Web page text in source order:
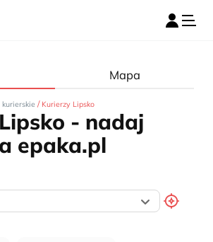
Mapa
kurierskie / Kurierzy Lipsko
- nadaj
epaka.pl